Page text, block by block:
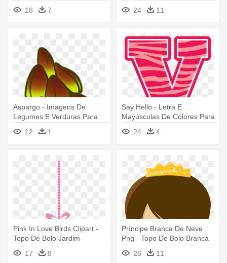
18 7
Branca De Neve Para
Imprimir
24 11
Aspargo - Imagens De
Legumes E Verduras Para
12 1
Say Hello - Letra E
Mayúsculas De Colores Para
24 4
Pink In Love Birds Clipart -
Topo De Bolo Jardim
Encantado Para Imprimir
17 8
Príncipe Branca De Neve
Png - Topo De Bolo Branca
De Neve Para Imprimir
26 11